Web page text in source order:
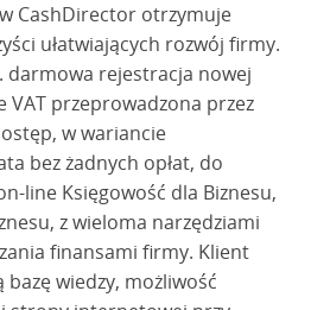
CashDirector otrzymuje
ułatwiających rozwój firmy.
darmowa rejestracja nowej
VAT przeprowadzona przez
w wariancie
bez żadnych opłat, do
line Księgowość dla Biznesu,
z wieloma narzędziami
finansami firmy. Klient
wiedzy, możliwość